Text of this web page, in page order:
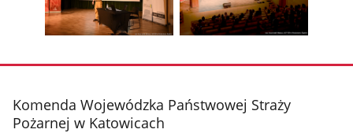
zdjęcia
z
galerii.
z
galerii.
zdjęcie
galerii.
zdjęcie
galerii.
stopka
Komenda Wojewódzka Państwowej Straży
Pożarnej w Katowicach